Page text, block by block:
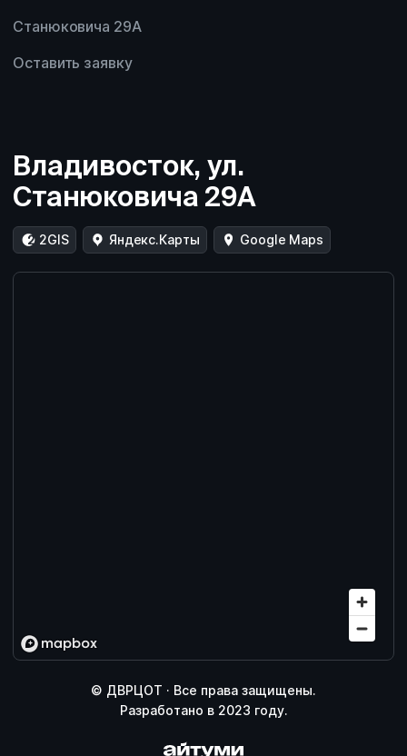
Станюковича 29А
Оставить заявку
Владивосток, ул.
Станюковича 29А
2GIS Яндекс.Карты Google Maps
© ДВРЦОТ · Все права защищены.
Разработано в 2023 году.